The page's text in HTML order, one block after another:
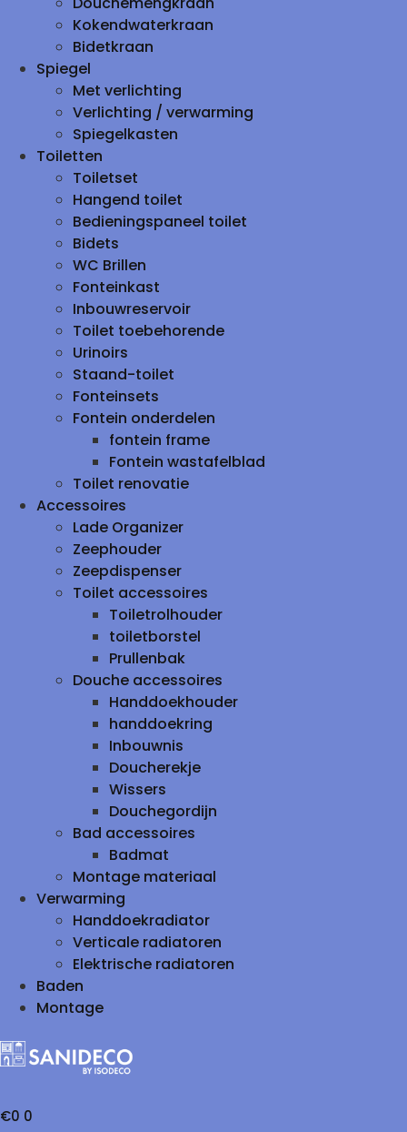
Kokendwaterkraan
Bidetkraan
Spiegel
Met verlichting
Verlichting / verwarming
Spiegelkasten
Toiletten
Toiletset
Hangend toilet
Bedieningspaneel toilet
Bidets
WC Brillen
Fonteinkast
Inbouwreservoir
Toilet toebehorende
Urinoirs
Staand-toilet
Fonteinsets
Fontein onderdelen
fontein frame
Fontein wastafelblad
Toilet renovatie
Accessoires
Lade Organizer
Zeephouder
Zeepdispenser
Toilet accessoires
Toiletrolhouder
toiletborstel
Prullenbak
Douche accessoires
Handdoekhouder
handdoekring
Inbouwnis
Doucherekje
Wissers
Douchegordijn
Bad accessoires
Badmat
Montage materiaal
Verwarming
Handdoekradiator
Verticale radiatoren
Elektrische radiatoren
Baden
Montage
€0 0